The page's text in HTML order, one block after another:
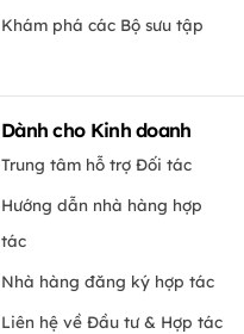
Khám phá các Bộ sưu tập
Dành cho Kinh doanh
Trung tâm hỗ trợ Đối tác
Hướng dẫn nhà hàng hợp
tác
Nhà hàng đăng ký hợp tác
Liên hệ về Đầu tư & Hợp tác